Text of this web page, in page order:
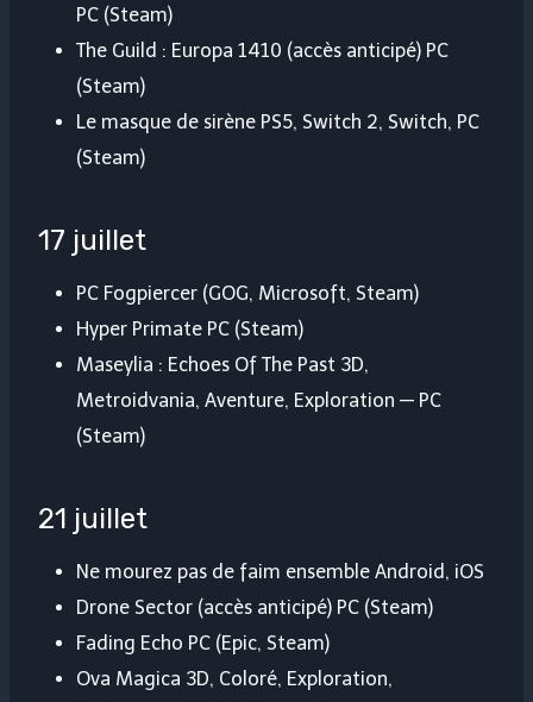
PC (Steam)
The Guild : Europa 1410 (accès anticipé) PC
(Steam)
Le masque de sirène PS5, Switch 2, Switch, PC
(Steam)
17 juillet
PC Fogpiercer (GOG, Microsoft, Steam)
Hyper Primate PC (Steam)
Maseylia : Echoes Of The Past 3D,
Metroidvania, Aventure, Exploration — PC
(Steam)
21 juillet
Ne mourez pas de faim ensemble Android, iOS
Drone Sector (accès anticipé) PC (Steam)
Fading Echo PC (Epic, Steam)
Ova Magica 3D, Coloré, Exploration,